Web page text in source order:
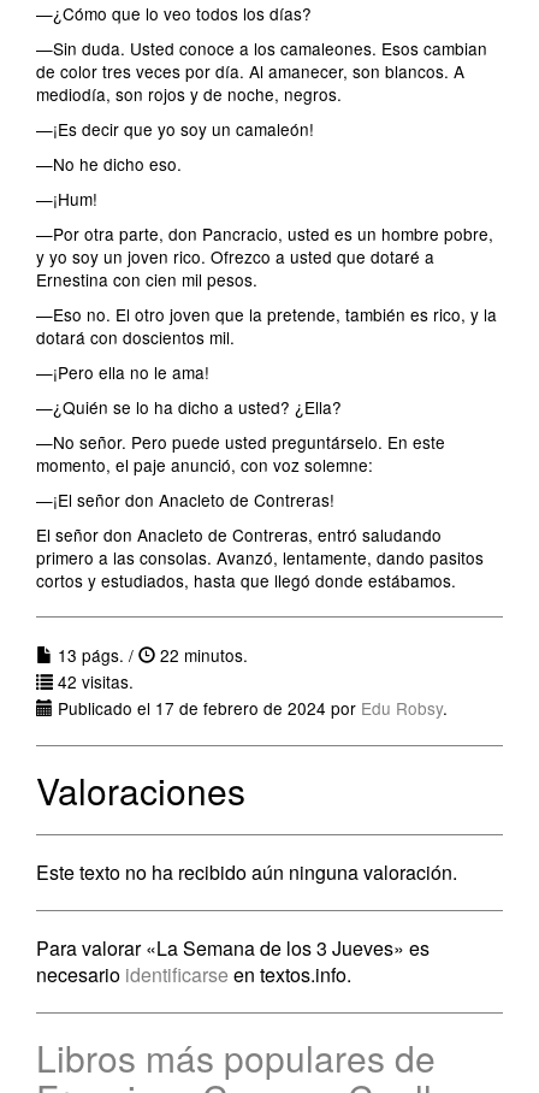
—¿Cómo que lo veo todos los días?
—Sin duda. Usted conoce a los camaleones. Esos cambian
de color tres veces por día. Al amanecer, son blancos. A
mediodía, son rojos y de noche, negros.
—¡Es decir que yo soy un camaleón!
—No he dicho eso.
—¡Hum!
—Por otra parte, don Pancracio, usted es un hombre pobre,
y yo soy un joven rico. Ofrezco a usted que dotaré a
Ernestina con cien mil pesos.
—Eso no. El otro joven que la pretende, también es rico, y la
dotará con doscientos mil.
—¡Pero ella no le ama!
—¿Quién se lo ha dicho a usted? ¿Ella?
—No señor. Pero puede usted preguntárselo. En este
momento, el paje anunció, con voz solemne:
—¡El señor don Anacleto de Contreras!
El señor don Anacleto de Contreras, entró saludando
primero a las consolas. Avanzó, lentamente, dando pasitos
cortos y estudiados, hasta que llegó donde estábamos.
13 págs. /
22 minutos.
42 visitas.
Publicado el 17 de febrero de 2024 por Edu Robsy.
Valoraciones
Este texto no ha recibido aún ninguna valoración.
Para valorar «La Semana de los 3 Jueves» es
necesario identificarse en textos.info.
Libros más populares de